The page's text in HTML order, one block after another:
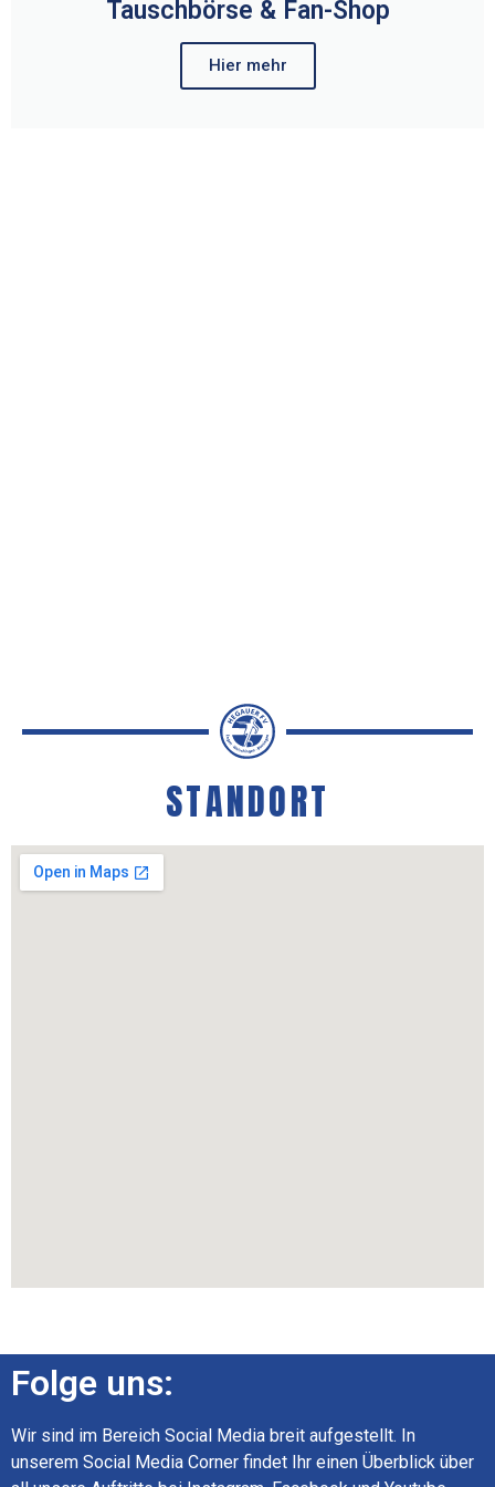
Tauschbörse & Fan-Shop
Hier mehr
STANDORT
Folge uns:
Wir sind im Bereich Social Media breit aufgestellt. In
unserem Social Media Corner findet Ihr einen Überblick über